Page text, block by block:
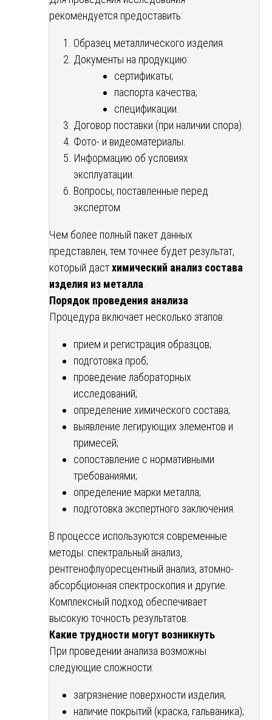
рекомендуется предоставить:
Образец металлического изделия.
Документы на продукцию:
сертификаты;
паспорта качества;
спецификации.
Договор поставки (при наличии спора).
Фото- и видеоматериалы.
Информацию об условиях
эксплуатации.
Вопросы, поставленные перед
экспертом.
Чем более полный пакет данных
представлен, тем точнее будет результат,
который дастхимический анализ состава
изделия из металла
Порядок проведения анализа
Процедура включает несколько этапов:
прием и регистрация образцов;
подготовка проб;
проведение лабораторных
исследований;
определение химического состава;
выявление легирующих элементов и
примесей;
сопоставление с нормативными
требованиями;
определение марки металла;
подготовка экспертного заключения.
В процессе используются современные
методы: спектральный анализ,
рентгенофлуоресцентный анализ, атомно-
абсорбционная спектроскопия и другие.
Комплексный подход обеспечивает
высокую точность результатов.
Какие трудности могут возникнуть
При проведении анализа возможны
следующие сложности:
загрязнение поверхности изделия;
наличие покрытий (краска, гальваника);